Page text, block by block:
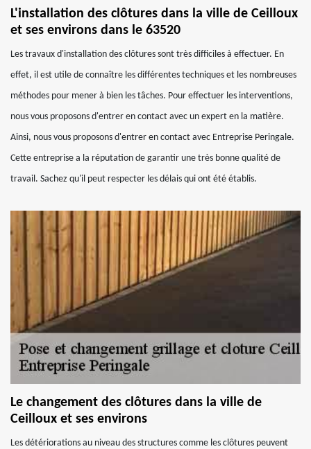
L'installation des clôtures dans la ville de Ceilloux
et ses environs dans le 63520
Les travaux d'installation des clôtures sont très difficiles à effectuer. En
effet, il est utile de connaître les différentes techniques et les nombreuses
méthodes pour mener à bien les tâches. Pour effectuer les interventions,
nous vous proposons d'entrer en contact avec un expert en la matière.
Ainsi, nous vous proposons d'entrer en contact avec Entreprise Peringale.
Cette entreprise a la réputation de garantir une très bonne qualité de
travail. Sachez qu'il peut respecter les délais qui ont été établis.
Le changement des clôtures dans la ville de
Ceilloux et ses environs
Les détériorations au niveau des structures comme les clôtures peuvent